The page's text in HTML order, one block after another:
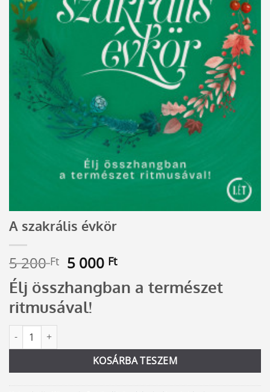
A szakrális évkör
5 200Ft Original
price
was:
5
200 Ft.
5 000 FtCurrent
is:
Élj összhangban a természet
ritmusával!
A szakrális évkör mennyiség
KOSÁRBA TESZEM
Alternative: